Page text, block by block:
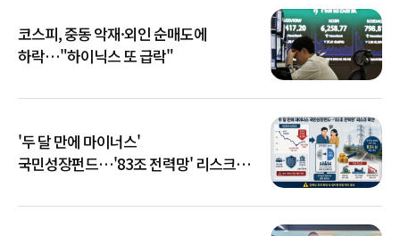
코스피, 중동 악재·외인 순매도에
하락…"하이닉스 또 급락"
'두 달 만에 마이너스'
국민성장펀드…'83조 전력망' 리스크